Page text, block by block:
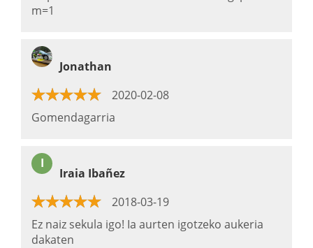
m=1
Jonathan
2020-02-08
Gomendagarria
I
Iraia Ibañez
2018-03-19
Ez naiz sekula igo! Ia aurten igotzeko aukeria
dakaten